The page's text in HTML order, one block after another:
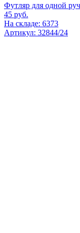
Футляр для одной
45 руб.
На складе: 6373
Артикул: 32844/24